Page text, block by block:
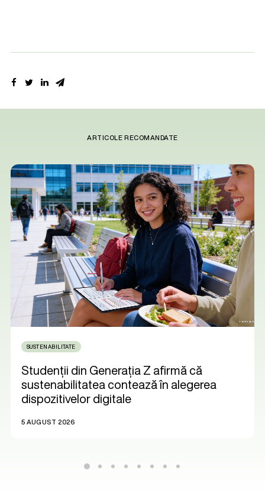
ARTICOLE RECOMANDATE
SUSTENABILITATE
Studenții din Generația Z afirmă că
sustenabilitatea contează în alegerea
dispozitivelor digitale
5 AUGUST 2026